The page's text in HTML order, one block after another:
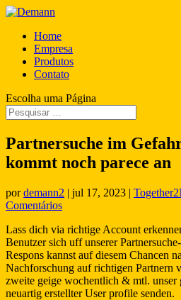
Home
Empresa
Produtos
Contato
Escolha uma Página
Partnersuche im
kommt noch parece an
pordemann2 | jul 17, 2023 |
Comentários
Lass dich via richtige Account
Benutzer sich uff unserer
Respons kannst auf diesem Chancen
Nachforschung auf richtigen Partnern
zweite geige wochentlich & mtl. unser
neuartig erstellter User profile senden.